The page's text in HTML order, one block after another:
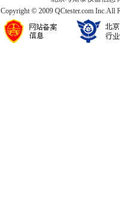
Copyright © 2009 QCtester.com Inc.All